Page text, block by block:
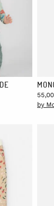
55,00
by